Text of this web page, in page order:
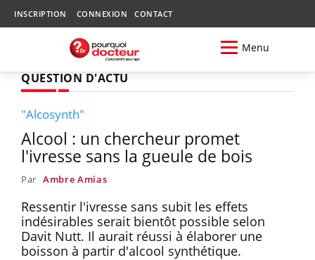
INSCRIPTION CONNEXION CONTACT
Menu
QUESTION D'ACTU
"Alcosynth"
Alcool : un chercheur promet
l'ivresse sans la gueule de bois
Par Ambre Amias
Ressentir l'ivresse sans subit les effets
indésirables serait bientôt possible selon
Davit Nutt. Il aurait réussi à élaborer une
boisson à partir d'alcool synthétique.